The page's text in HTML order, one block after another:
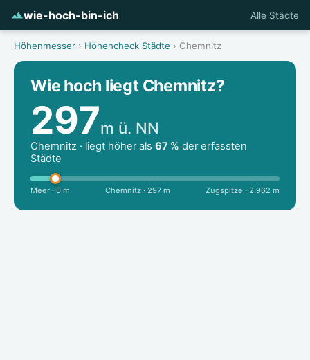
wie-hoch-bin-ich Alle Städte
Höhenmesser › Höhencheck Städte › Chemnitz
Wie hoch liegt Chemnitz?
297m ü. NN
Chemnitz · liegt höher als 67 % der erfassten
Städte
Meer · 0 m Chemnitz · 297 m Zugspitze · 2.962 m